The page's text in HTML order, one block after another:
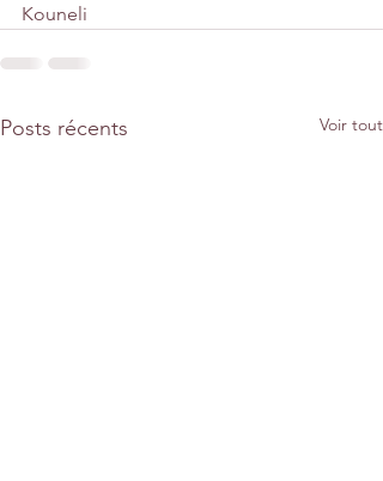
Kouneli
Posts récents Voir tout